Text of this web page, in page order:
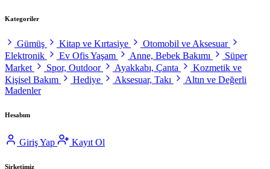
Kategoriler
Gümüş Kitap ve Kırtasiye
Otomobil ve Aksesuar
Elektronik
Ev Ofis Yaşam Anne, Bebek Bakımı
Süper
Market
Spor, Outdoor Ayakkabı, Çanta
Kozmetik ve
Kişisel Bakım
Hediye Aksesuar, Takı
Altın ve Değerli
Madenler
Hesabım
Giriş Yap Kayıt Ol
Şirketimiz